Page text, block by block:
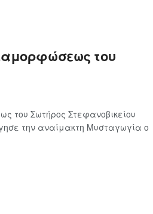
του
του Σωτήρος Στεφανοβικείου
την αναίμακτη Μυσταγωγία ο